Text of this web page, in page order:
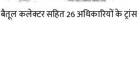
बैतूल कलेक्टर सहित 26 अधिकारियों के